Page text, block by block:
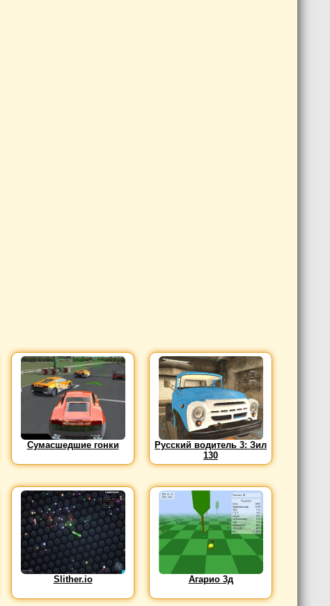
Сумасшедшие гонки
Русский водитель 3: Зил
130
Slither.io Агарио 3д